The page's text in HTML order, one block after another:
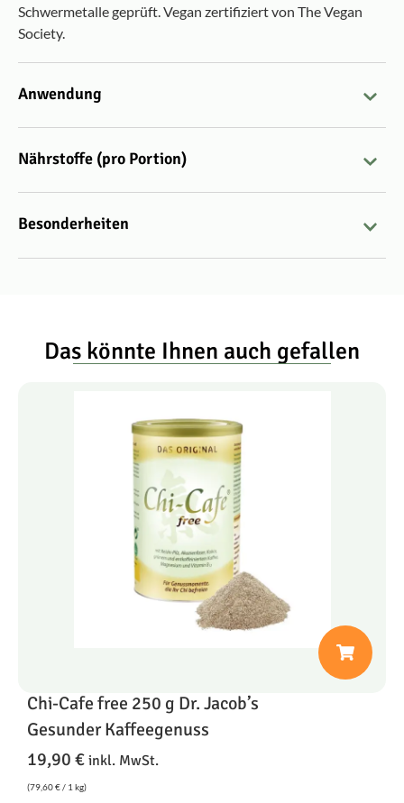
Schwermetalle geprüft. Vegan zertifiziert von The Vegan
Society.
Anwendung
Nährstoffe (pro Portion)
Besonderheiten
Das könnte Ihnen auch gefallen
Chi-Cafe free 250 g Dr. Jacob’s
Gesunder Kaffeegenuss
19,90 € inkl. MwSt.
(79,60€/ 1 kg)